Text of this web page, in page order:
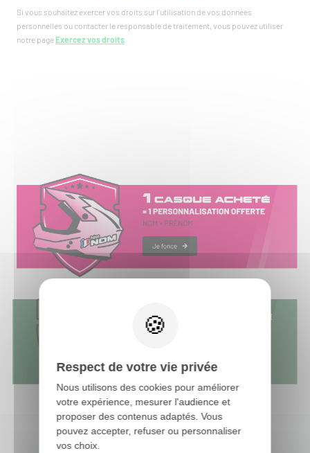
Si vous souhaitez exercer vos droits sur l'utilisation de vos données
personnelles ou contacter le responsable de traitement, vous pouvez utiliser
notre pageExercez vos droits.
Respect de votre vie privée
Nous utilisons des cookies pour améliorer
votre expérience, mesurer l'audience et
proposer des contenus adaptés. Vous
pouvez accepter, refuser ou personnaliser
vos choix.